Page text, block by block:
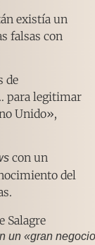
existía un
falsas con
de
para legitimar
Unido»,
con un
del
un «gran